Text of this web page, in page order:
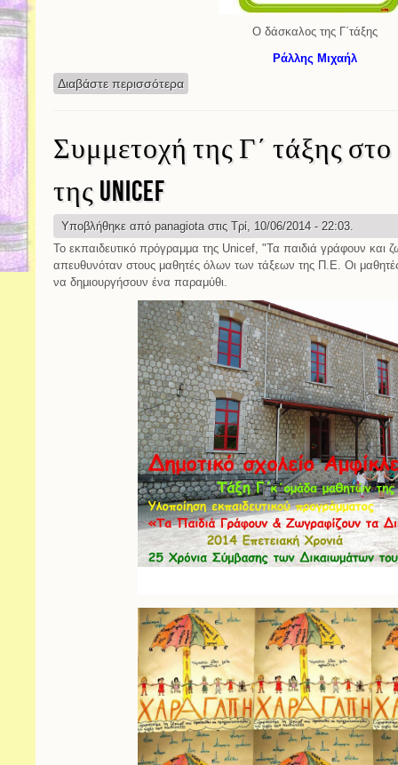
Ο δάσκαλος της Γ΄τάξης
Ράλλης Μιχαήλ
Διαβάστε περισσότερα
Συμμετοχή της Γ΄ τάξης
της Unicef
Υποβλήθηκε από panagiotaστις Τρί, 10/06/2014 - 22:03.
Το εκπαιδευτικό πρόγραμμα της Unicef, "Τα παιδιά γράφουν και
απευθυνόταν στους μαθητές όλων των τάξεων της Π.Ε. Οι
να δημιουργήσουν ένα παραμύθι.